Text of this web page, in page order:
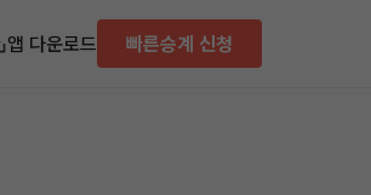
앱 다운로드 빠른승계 신청